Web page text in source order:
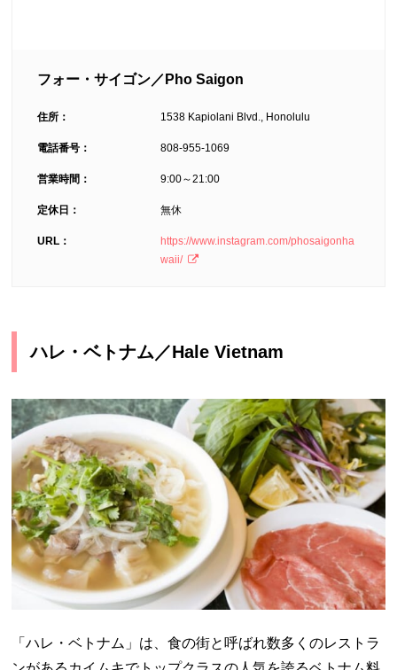
フォー・サイゴン／Pho Saigon
住所： 1538 Kapiolani Blvd., Honolulu
電話番号： 808-955-1069
営業時間： 9:00～21:00
定休日： 無休
URL：
https://www.instagram.com/phosaigonha
waii/
ハレ・ベトナム／Hale Vietnam
「ハレ・ベトナム」は、食の街と呼ばれ数多くのレストラ